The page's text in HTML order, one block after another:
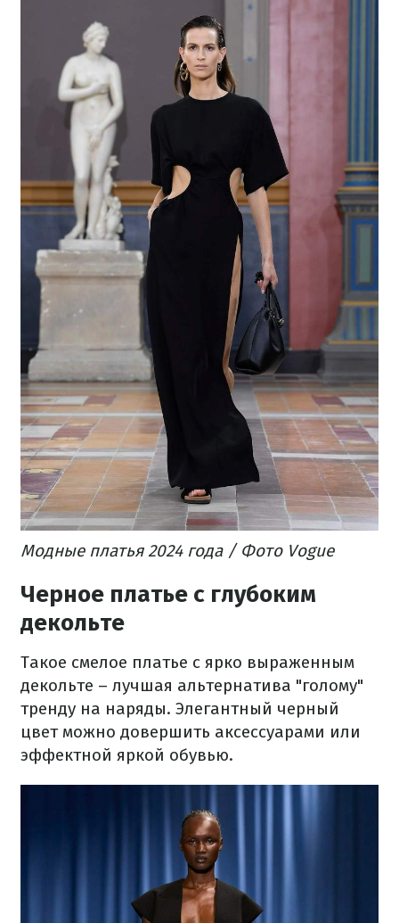
Модные платья 2024 года / Фото Vogue
Черное платье с глубоким
декольте
Такое смелое платье с ярко выраженным
декольте – лучшая альтернатива "голому"
тренду на наряды. Элегантный черный
цвет можно довершить аксессуарами или
эффектной яркой обувью.